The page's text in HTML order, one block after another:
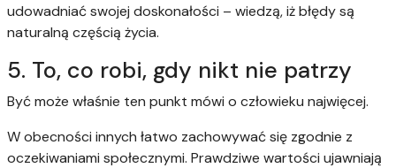
udowadniać swojej doskonałości – wiedzą, iż błędy są
naturalną częścią życia.
5. To, co robi, gdy nikt nie patrzy
Być może właśnie ten punkt mówi o człowieku najwięcej.
W obecności innych łatwo zachowywać się zgodnie z
oczekiwaniami społecznymi. Prawdziwe wartości ujawniają